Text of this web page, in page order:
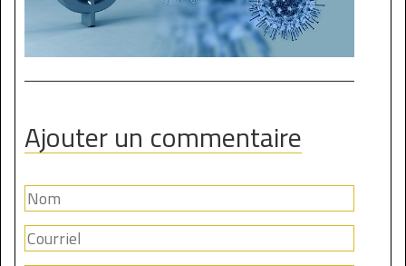
Ajouter un commentaire